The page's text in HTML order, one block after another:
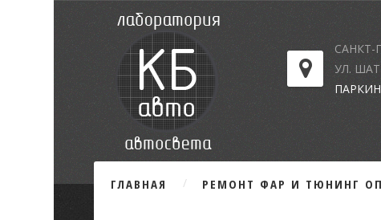
САНКТ-
УЛ.
ГЛАВНАЯ РЕМОНТ ФАР И ТЮНИНГ